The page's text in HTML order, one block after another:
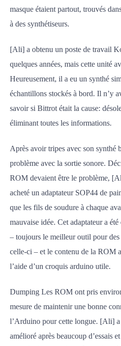
masque étaient partout, trouvés
à des synthétiseurs.
[Ali] a obtenu un poste de travail
quelques années, mais cette unité
Heureusement, il a eu un synthé
échantillons stockés à bord. Il n’y
savoir si Bittrot était la cause:
éliminant toutes les informations.
Après avoir tripes avec son
problème avec la sortie sonore.
ROM devaient être le problème,
acheté un adaptateur SOP44 de
que les fils de soudure à chaque
mauvaise idée. Cet adaptateur a
– toujours le meilleur outil pour des
celle-ci – et le contenu de la ROM
l’aide d’un croquis arduino utile.
Dumping Les ROM ont pris
mesure de maintenir une bonne
l’Arduino pour cette longue. [Ali]
amélioré après beaucoup d’essais